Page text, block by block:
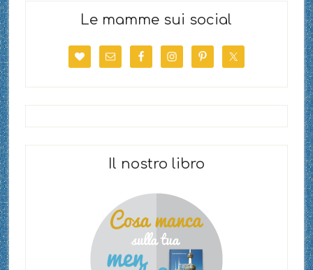
Le mamme sui social
Il nostro libro